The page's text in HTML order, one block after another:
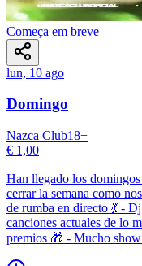
Começa em breve
lun, 10 ago
Domingo
Nazca Club18+
€ 1,00
Han llegado los
cerrar la semana como
de rumba en directo 💃 -
canciones actuales de lo
premios 🎁 - Mucho